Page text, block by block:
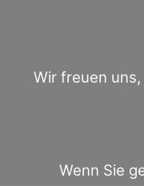
Wir freuen
Wenn Sie